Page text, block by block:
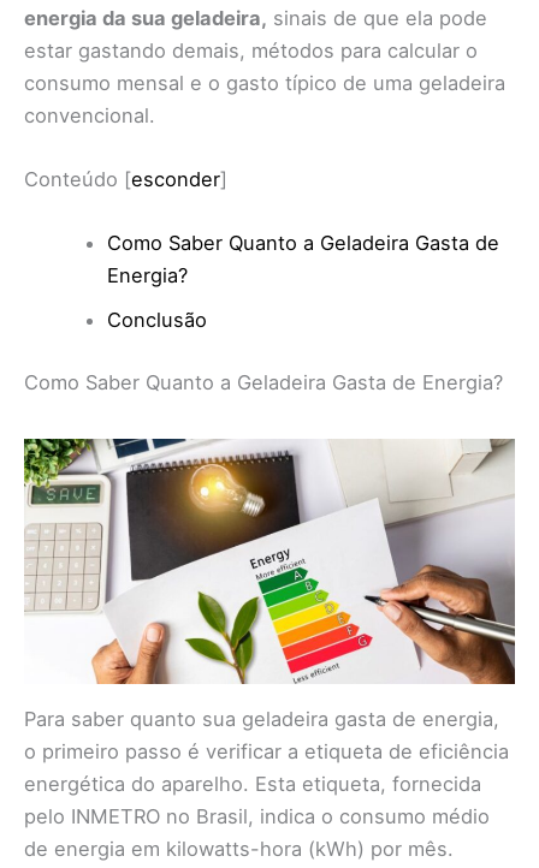
energia da sua geladeira, sinais de que ela pode
estar gastando demais, métodos para calcular o
consumo mensal e o gasto típico de uma geladeira
convencional.
Conteúdo [esconder]
Como Saber Quanto a Geladeira Gasta de
Energia?
Conclusão
Como Saber Quanto a Geladeira Gasta de Energia?
Para saber quanto sua geladeira gasta de energia,
o primeiro passo é verificar a etiqueta de eficiência
energética do aparelho. Esta etiqueta, fornecida
pelo INMETRO no Brasil, indica o consumo médio
de energia em kilowatts-hora (kWh) por mês.